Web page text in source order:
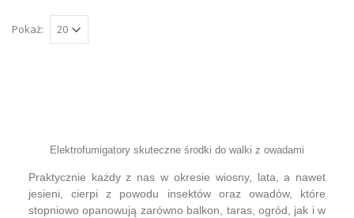
Pokaż:
Elektrofumigatory skuteczne środki do walki z owadami
Praktycznie każdy z nas w okresie wiosny, lata, a nawet
jesieni, cierpi z powodu insektów oraz owadów, które
stopniowo opanowują zarówno balkon, taras, ogród, jak i w